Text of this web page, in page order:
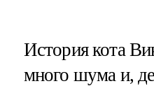
История кота
много шума и,